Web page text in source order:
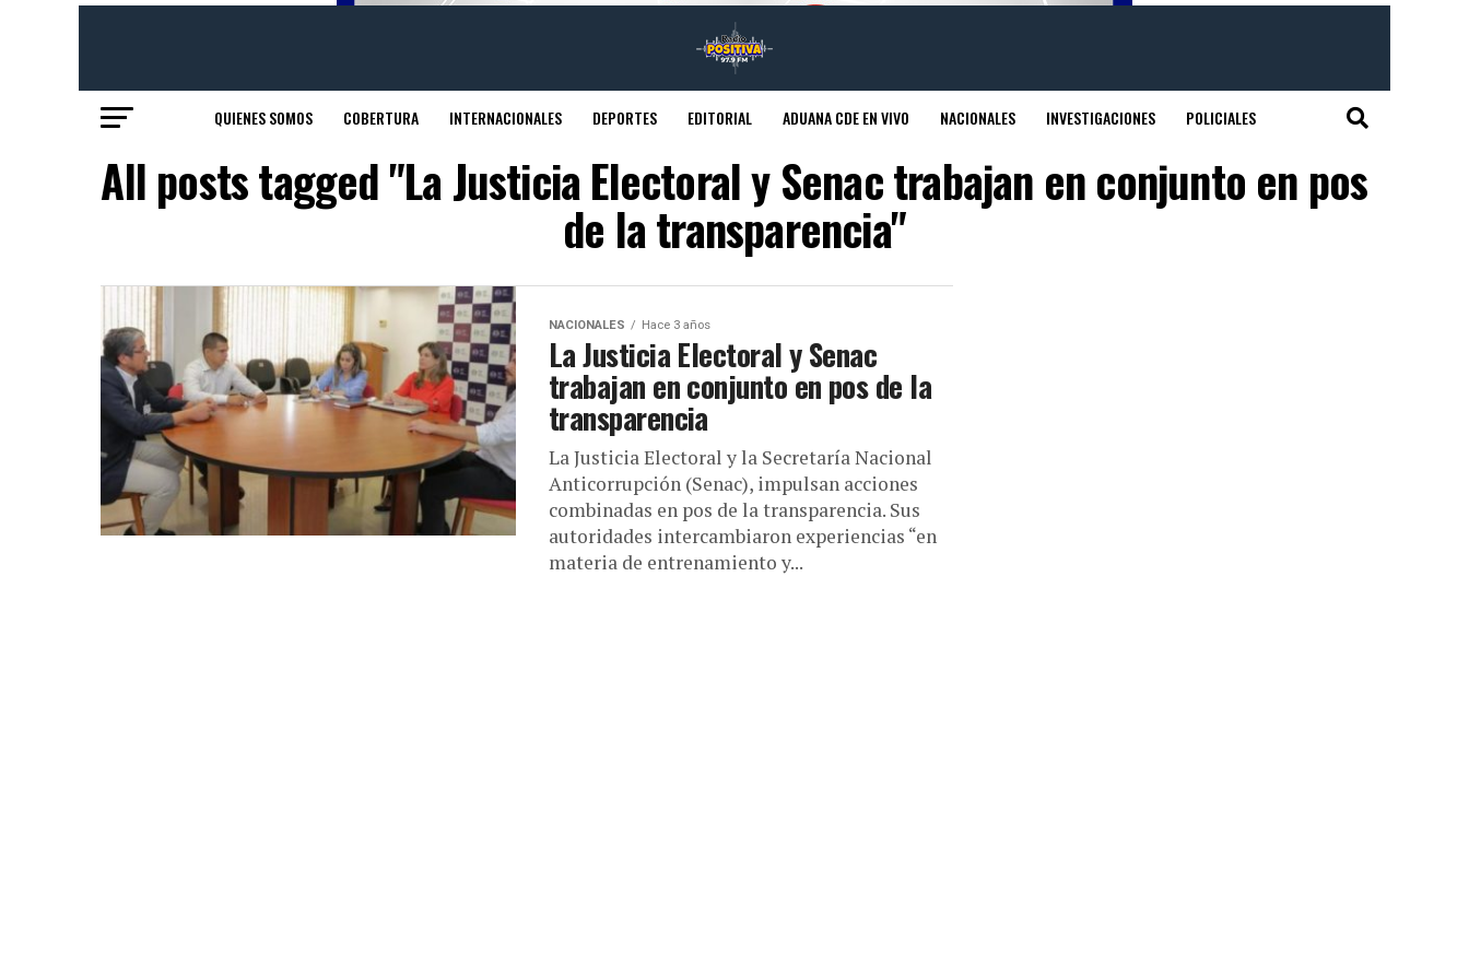
QUIENES SOMOS COBERTURA INTERNACIONALES DEPORTES EDITORIAL ADUANA CDE EN VIVO NACIONALES INVESTIGACIONES POLICIALES
All posts tagged "La Justicia Electoral y Senac trabajan en conjunto en pos
de la transparencia"
NACIONALES Hace 3 años
La Justicia Electoral y Senac
trabajan en conjunto en pos de la
transparencia
La Justicia Electoral y la Secretaría Nacional
Anticorrupción (Senac), impulsan acciones
combinadas en pos de la transparencia. Sus
autoridades intercambiaron experiencias “en
materia de entrenamiento y...